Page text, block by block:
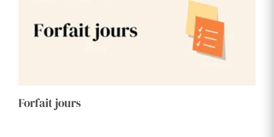
Forfait jours